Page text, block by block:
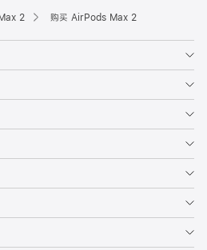
2 购买 AirPods Max 2